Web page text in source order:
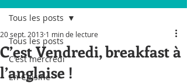
Tous les posts
C'est mercredi
En Cuisine
Tous les posts
C’est Vendredi, breakfast à
l’anglaise !
20 sept. 2013 1 min de lecture